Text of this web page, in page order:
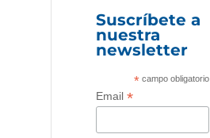
Suscríbete a
nuestra
newsletter
*campo obligatorio
Email *